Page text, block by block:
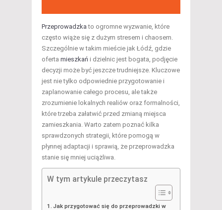
Przeprowadzka to ogromne wyzwanie, które
często wiąże się z dużym stresem i chaosem.
Szczególnie w takim mieście jak Łódź, gdzie
oferta mieszkań i dzielnic jest bogata, podjęcie
decyzji może być jeszcze trudniejsze. Kluczowe
jest nie tylko odpowiednie przygotowanie i
zaplanowanie całego procesu, ale także
zrozumienie lokalnych realiów oraz formalności,
które trzeba załatwić przed zmianą miejsca
zamieszkania. Warto zatem poznać kilka
sprawdzonych strategii, które pomogą w
płynnej adaptacji i sprawią, że przeprowadzka
stanie się mniej uciążliwa.
W tym artykule przeczytasz
Jak przygotować się do przeprowadzki w